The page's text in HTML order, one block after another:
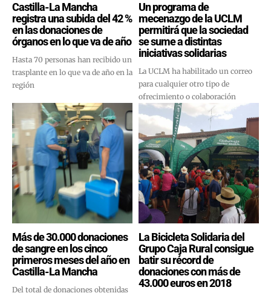
Castilla-La Mancha
registra una subida del 42 %
en las donaciones de
órganos en lo que va de año
Hasta 70 personas han recibido un
trasplante en lo que va de año en la
región
Un programa de
mecenazgo de la UCLM
permitirá que la sociedad
se sume a distintas
iniciativas solidarias
La UCLM ha habilitado un correo
para cualquier otro tipo de
ofrecimiento o colaboración
Más de 30.000 donaciones
de sangre en los cinco
primeros meses del año en
Castilla-La Mancha
Del total de donaciones obtenidas
La Bicicleta Solidaria del
Grupo Caja Rural consigue
batir su récord de
donaciones con más de
43.000 euros en 2018